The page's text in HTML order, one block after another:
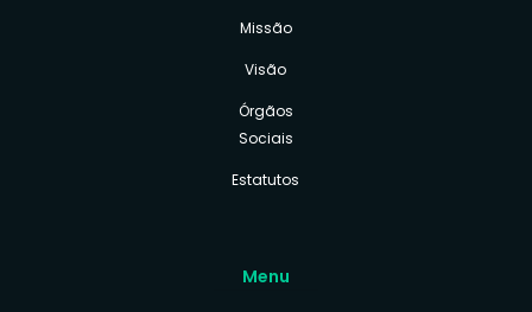
Missão
Visão
Órgãos
Sociais
Estatutos
Menu